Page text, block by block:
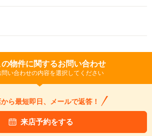
の物件に関するお問い合わせ
問い合わせの内容を選択してください
ら最短即日、メールで返答！
来店予約をする